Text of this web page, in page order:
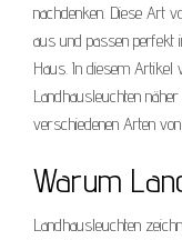
nachdenken. Diese Art
aus und passen perfekt
Haus. In diesem Artikel
Landhausleuchten
verschiedenen Arten
Warum
Landhausleuchten